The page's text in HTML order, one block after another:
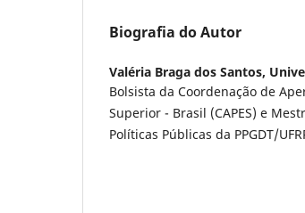
Biografia do Autor
Valéria Braga dos Santos,
Bolsista da Coordenação de
Superior - Brasil (CAPES) e
Políticas Públicas da PPGDT/